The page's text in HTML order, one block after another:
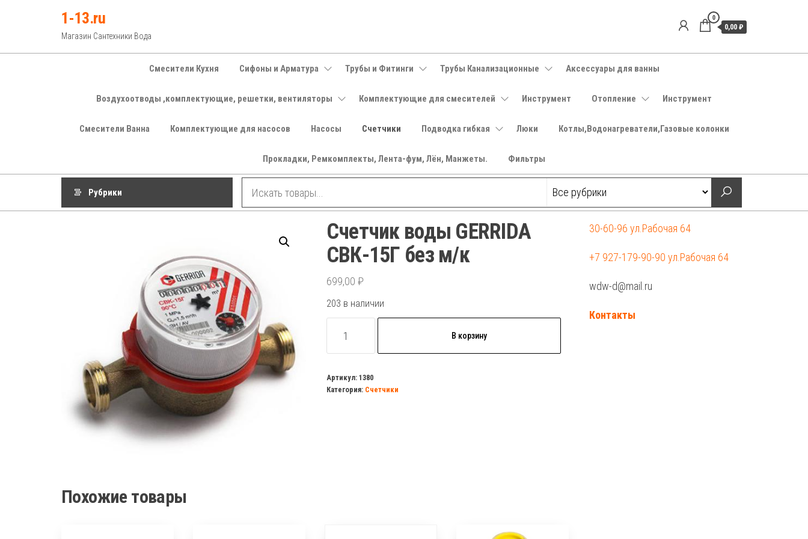
1-13.ru
Магазин Сантехники Вода
0
0,00 ₽
Смесители Кухня Сифоны и Арматура Трубы и Фитинги Трубы Канализационные Аксессуары для ванны
Воздухоотводы ,комплектующие, решетки, вентиляторы Комплектующие для смесителей Инструмент Отопление Инструмент
Смесители Ванна Комплектующие для насосов Насосы Счетчики Подводка гибкая Люки Котлы,Водонагреватели,Газовые колонки
Прокладки, Ремкомплекты, Лента-фум, Лён, Манжеты. Фильтры
Рубрики
Счетчик воды GERRIDA
СВК-15Г без м/к
699,00 ₽
203 в наличии
товара
воды
GERRIDA
В корзину
Артикул: 1380
Категория: Счетчики
Похожие товары
30-60-96 ул.Рабочая 64
+7 927-179-90-90 ул.Рабочая 64
wdw-d@mail.ru
Контакты